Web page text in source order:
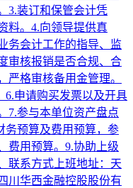
3.装订和保管会计凭
料。4.向领导提供真
务会计工作的指导、监
审核报销是否合规、合
严格审核备用金管理。
6.申请购买发票以及开具
7.参与本单位资产盘点
务预算及费用预算，参
费用预算。9.协助上级
联系方式上班地址：天
川华西金融控股股份有